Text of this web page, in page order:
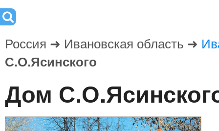
Россия ➜ Ивановская область ➜
С.О.Ясинского
Дом